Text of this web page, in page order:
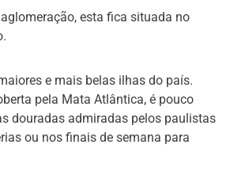
esta fica situada no
e mais belas ilhas do país.
pela Mata Atlântica, é pouco
douradas admiradas pelos paulistas
ou nos finais de semana para